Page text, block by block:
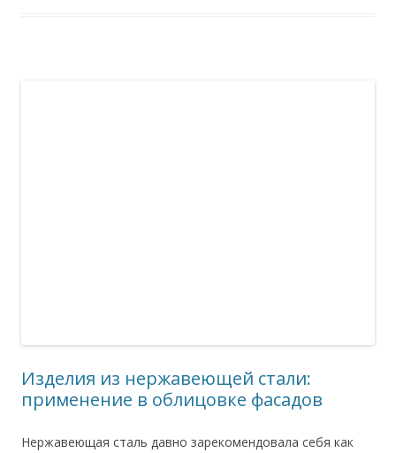
Изделия из нержавеющей стали:
применение в облицовке фасадов
Нержавеющая сталь давно зарекомендовала себя как